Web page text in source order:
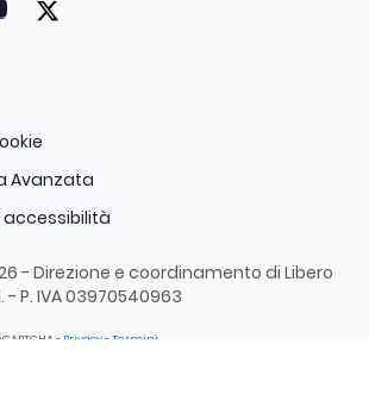
Avanzata
accessibilità
- Direzione e coordinamento di Libero
- P. IVA 03970540963
- Privacy-Termini